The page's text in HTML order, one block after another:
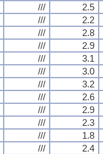
/// 2.5
/// 2.2
/// 2.8
/// 2.9
/// 3.1
/// 3.0
/// 3.2
/// 2.6
/// 2.9
/// 2.3
/// 1.8
/// 2.4